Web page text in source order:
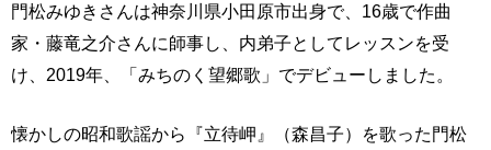
門松みゆきさんは神奈川県小田原市出身で、16歳で作曲
家・藤竜之介さんに師事し、内弟子としてレッスンを受
け、2019年、「みちのく望郷歌」でデビューしました。
懐かしの昭和歌謡から『立待岬』（森昌子）を歌った門松